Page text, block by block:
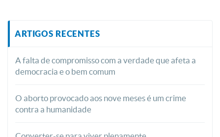
ARTIGOS RECENTES
A falta de compromisso com a verdade que afeta a
democracia e o bem comum
O aborto provocado aos nove meses é um crime
contra a humanidade